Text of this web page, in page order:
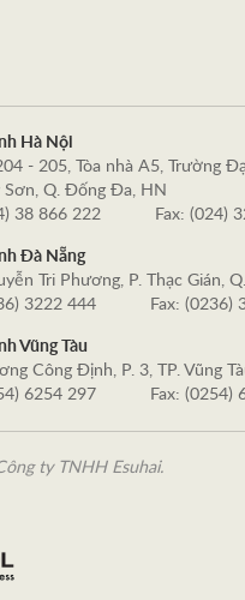
Hà Nội
- 205, Tòa nhà A5, Trường
Sơn, Q. Đống Đa, HN
38 866 222
Fax: (024)
Đà Nẵng
Tri Phương, P. Thạc Gián,
3222 444
Fax: (0236)
Vũng Tàu
Công Định, P. 3, TP. Vũng
6254 297
Fax: (0254)
ty TNHH Esuhai.